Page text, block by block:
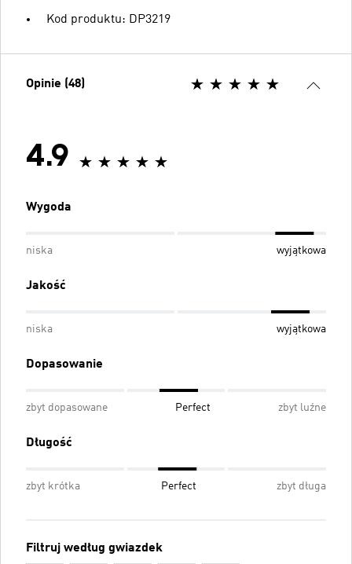
Kod produktu: DP3219
Opinie (48)
4.9
Wygoda
niska wyjątkowa
Jakość
niska wyjątkowa
Dopasowanie
zbyt dopasowane Perfect zbyt luźne
Długość
zbyt krótka Perfect zbyt długa
Filtruj według gwiazdek